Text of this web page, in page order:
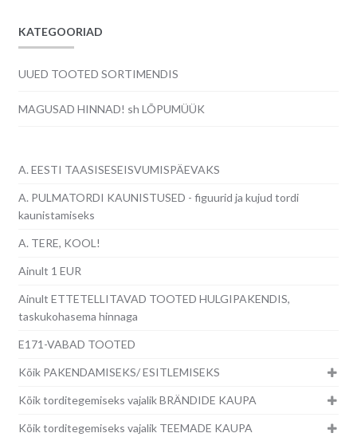
KATEGOORIAD
UUED TOOTED SORTIMENDIS
MAGUSAD HINNAD! sh LÕPUMÜÜK
A. EESTI TAASISESEISVUMISPÄEVAKS
A. PULMATORDI KAUNISTUSED - figuurid ja kujud tordi
kaunistamiseks
A. TERE, KOOL!
Ainult 1 EUR
Ainult ETTETELLITAVAD TOOTED HULGIPAKENDIS,
taskukohasema hinnaga
E171-VABAD TOOTED
Kõik PAKENDAMISEKS/ ESITLEMISEKS
Kõik torditegemiseks vajalik BRÄNDIDE KAUPA
Kõik torditegemiseks vajalik TEEMADE KAUPA